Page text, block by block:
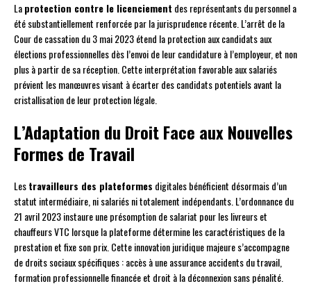
Laprotection contre le licenciement des représentants du personnel a
été substantiellement renforcée par la jurisprudence récente. L’arrêt de la
Cour de cassation du 3 mai 2023 étend la protection aux candidats aux
élections professionnelles dès l’envoi de leur candidature à l’employeur, et non
plus à partir de sa réception. Cette interprétation favorable aux salariés
prévient les manœuvres visant à écarter des candidats potentiels avant la
cristallisation de leur protection légale.
L’Adaptation du Droit Face aux Nouvelles
Formes de Travail
Lestravailleurs des plateformes digitales bénéficient désormais d’un
statut intermédiaire, ni salariés ni totalement indépendants. L’ordonnance du
21 avril 2023 instaure une présomption de salariat pour les livreurs et
chauffeurs VTC lorsque la plateforme détermine les caractéristiques de la
prestation et fixe son prix. Cette innovation juridique majeure s’accompagne
de droits sociaux spécifiques : accès à une assurance accidents du travail,
formation professionnelle financée et droit à la déconnexion sans pénalité.